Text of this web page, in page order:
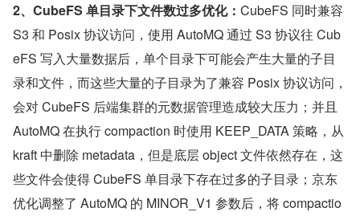
2、CubeFS 单目录下文件数过多优化： CubeFS 同时兼容
S3 和 Posix 协议访问，使用 AutoMQ 通过 S3 协议往 Cub
eFS 写入大量数据后，单个目录下可能会产生大量的子目
录和文件，而这些大量的子目录为了兼容 Posix 协议访问，
会对 CubeFS 后端集群的元数据管理造成较大压力；并且
AutoMQ 在执行 compaction 时使用 KEEP_DATA 策略，从
kraft 中删除 metadata，但是底层 object 文件依然存在，这
些文件会使得 CubeFS 单目录下存在过多的子目录；京东
优化调整了 AutoMQ 的 MINOR_V1 参数后，将 compactio